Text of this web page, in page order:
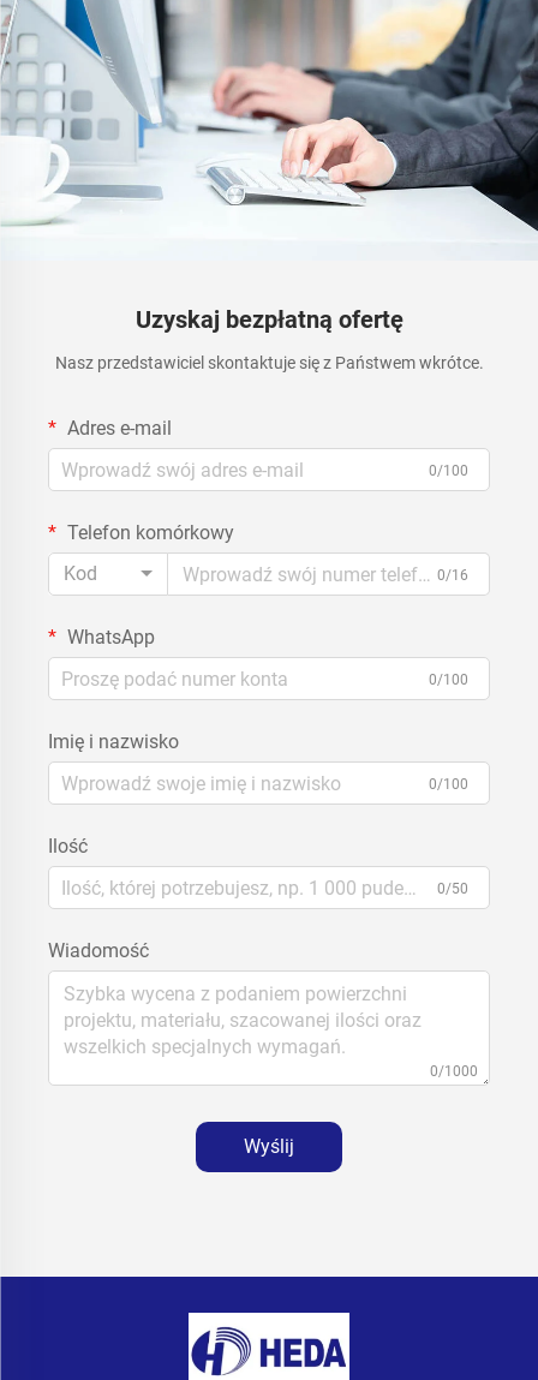
Uzyskaj bezpłatną ofertę
Nasz przedstawiciel skontaktuje się z Państwem wkrótce.
Adres e-mail
0/100
Telefon komórkowy
Kod
0/16
WhatsApp
0/100
Imię i nazwisko
0/100
Ilość
0/50
Wiadomość
0/1000
Wyślij